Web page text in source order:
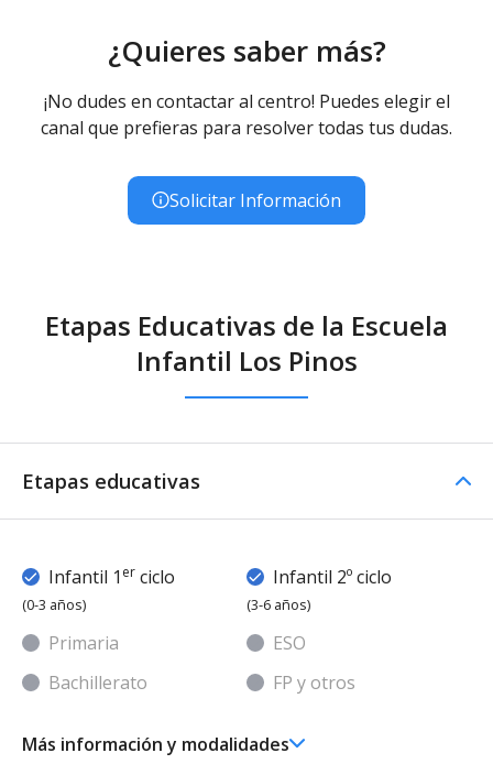
¿Quieres saber más?
¡No dudes en contactar al centro! Puedes elegir el
canal que prefieras para resolver todas tus dudas.
Solicitar Información
Etapas Educativas de la Escuela
Infantil Los Pinos
Etapas educativas
Infantil 1 er ciclo
(0-3 años)
Infantil 2º ciclo
(3-6 años)
Primaria
ESO
Bachillerato
FP y otros
Más información y modalidades